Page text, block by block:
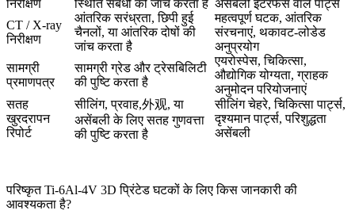
निरीक्षण
स्थिति संबंधों की जांच करता है असेंबली इंटरफेस वाले पार्ट्स
CT / X-ray
निरीक्षण
आंतरिक सरंध्रता, छिपी हुई
चैनलों, या आंतरिक दोषों की
जांच करता है
महत्वपूर्ण घटक, आंतरिक
संरचनाएं, थकावट-लोडेड
अनुप्रयोग
सामग्री
प्रमाणपत्र
सामग्री ग्रेड और ट्रेसबिलिटी
की पुष्टि करता है
एयरोस्पेस, चिकित्सा,
औद्योगिक योग्यता, ग्राहक
अनुमोदन परियोजनाएं
सतह
खुरदरापन
रिपोर्ट
सीलिंग, प्रवाह,外观, या
असेंबली के लिए सतह गुणवत्ता
की पुष्टि करता है
सीलिंग चेहरे, चिकित्सा पार्ट्स,
दृश्यमान पार्ट्स, परिशुद्धता
असेंबली
परिष्कृत Ti-6Al-4V 3D प्रिंटेड घटकों के लिए किस जानकारी की
आवश्यकता है?